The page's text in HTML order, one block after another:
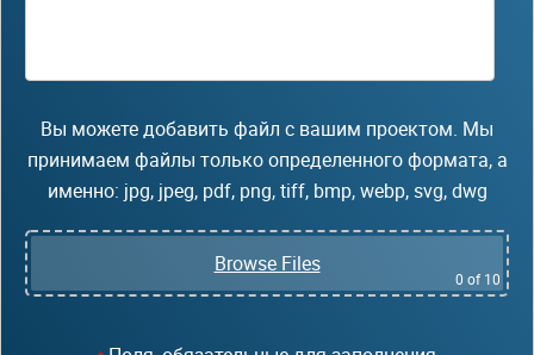
Вы можете добавить файл с вашим проектом. Мы
принимаем файлы только определенного формата, а
именно: jpg, jpeg, pdf, png, tiff, bmp, webp, svg, dwg
Browse Files
0 of 10